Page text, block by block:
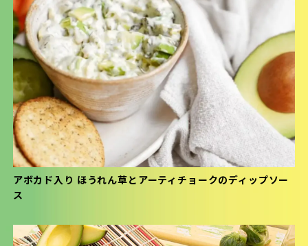
アボカド入り ほうれん草とアーティチョークのディップソー
ス